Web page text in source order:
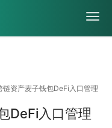
资产麦子钱包DeFi入口管理
DeFi入口管理